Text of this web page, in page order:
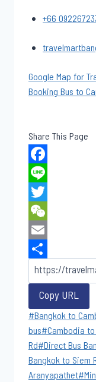
+66
Google Map for
Booking Bus to
Share This Page
F
a
c
e
b
o
k
L
n
e
T
w
t
e
r
W
e
h
a
t
E
m
a
i
l
h
a
r
e
Copy URL
Post
Tags:
#Bangkok to
bus#Cambodia
Rd#Direct​ Bus
Bangkok to Siem
Aranyapathet​#